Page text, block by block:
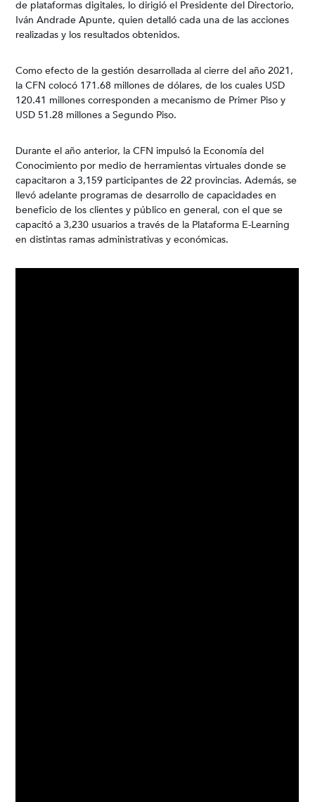
de plataformas digitales, lo dirigió el Presidente del Directorio,
Iván Andrade Apunte, quien detalló cada una de las acciones
realizadas y los resultados obtenidos.
Como efecto de la gestión desarrollada al cierre del año 2021,
la CFN colocó 171.68 millones de dólares, de los cuales USD
120.41 millones corresponden a mecanismo de Primer Piso y
USD 51.28 millones a Segundo Piso.
Durante el año anterior, la CFN impulsó la Economía del
Conocimiento por medio de herramientas virtuales donde se
capacitaron a 3,159 participantes de 22 provincias. Además, se
llevó adelante programas de desarrollo de capacidades en
beneficio de los clientes y público en general, con el que se
capacitó a 3,230 usuarios a través de la Plataforma E-Learning
en distintas ramas administrativas y económicas.